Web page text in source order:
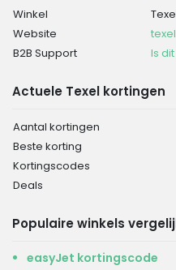
Winkel
Website
B2B Support
Is
Actuele Texel kortingen
Aantal kortingen
Beste korting
Kortingscodes
Deals
Populaire winkels
easyJet kortingscode